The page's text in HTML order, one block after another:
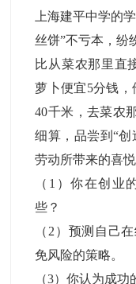
上海建平中学的
丝饼”不亏本，纷
比从菜农那里直
萝卜便宜5分钱
40千米，去菜农
细算，品尝到“
劳动所带来的喜
（1）你在创业
些？
（2）预测自己
免风险的策略。
（3）你认为成